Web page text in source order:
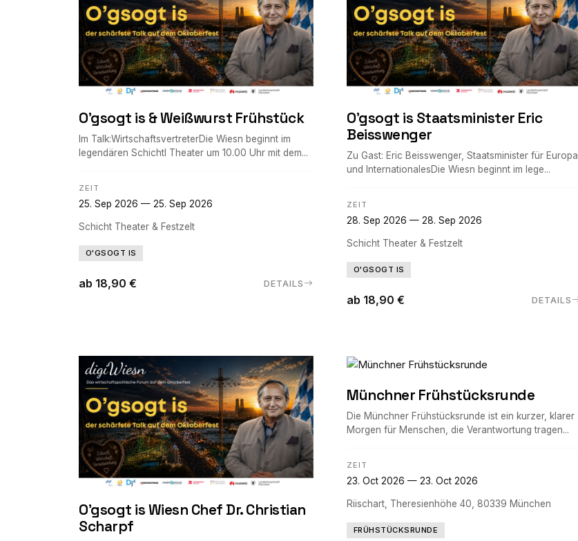
O'gsogt is & Weißwurst Frühstück
Im Talk:WirtschaftsvertreterDie Wiesn beginnt im
legendären Schichtl Theater um 10.00 Uhr mit dem...
ZEIT
25. Sep 2026 — 25. Sep 2026
Schicht Theater & Festzelt
O'GSOGT IS
ab 18,90 € DETAILS
O'gsogt is Staatsminister Eric
Beisswenger
Zu Gast: Eric Beisswenger, Staatsminister für Europa
und InternationalesDie Wiesn beginnt im lege...
ZEIT
28. Sep 2026 — 28. Sep 2026
Schicht Theater & Festzelt
O'GSOGT IS
ab 18,90 € DETAILS
O'gsogt is Wiesn Chef Dr. Christian
Scharpf
Münchner Frühstücksrunde
Die Münchner Frühstücksrunde ist ein kurzer, klarer
Morgen für Menschen, die Verantwortung tragen...
ZEIT
23. Oct 2026 — 23. Oct 2026
Riischart, Theresienhöhe 40, 80339 München
FRÜHSTÜCKSRUNDE